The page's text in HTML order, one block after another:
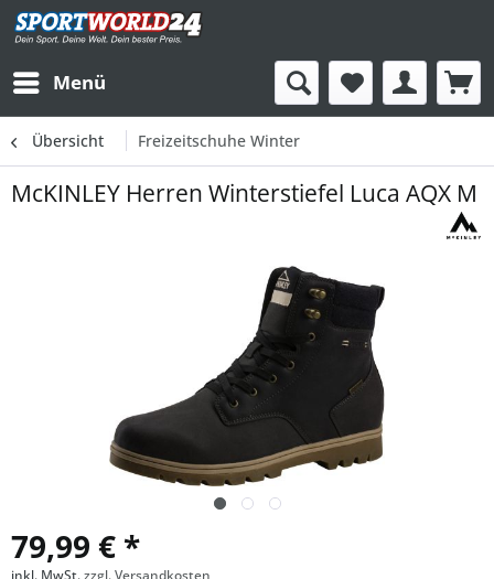
Menü
Übersicht Freizeitschuhe Winter
McKINLEY Herren Winterstiefel Luca AQX M
79,99 € *
inkl. MwSt.zzgl. Versandkosten